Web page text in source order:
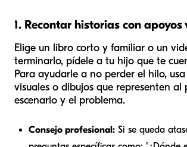
1. Recontar historias con apoyos
Elige un libro corto y familiar o un
terminarlo, pídele a tu hijo que te
Para ayudarle a no perder el hilo,
visuales o dibujos que representen al
escenario y el problema.
Consejo profesional: Si se queda